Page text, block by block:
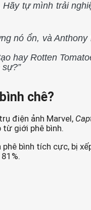
tự mình trải
nó ổn, và
hay Rotten
chê?
điện ảnh Marvel,
giới phê bình.
bình tích cực, bị